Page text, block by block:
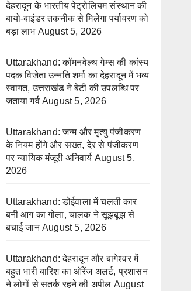
देहरादून के भारतीय पेट्रोलियम संस्थान की
बायो-बाइंडर तकनीक से मिलेगा पर्यावरण को
बड़ा लाभ August 5, 2026
Uttarakhand: कॉमनवेल्थ गेम्स की कांस्य
पदक विजेता उन्नति शर्मा का देहरादून में भव्य
स्वागत, उत्तराखंड ने बेटी की उपलब्धि पर
जताया गर्व August 5, 2026
Uttarakhand: जन्म और मृत्यु पंजीकरण
के नियम होंगे और सख्त, देर से पंजीकरण
पर न्यायिक मंजूरी अनिवार्य August 5,
2026
Uttarakhand: डोईवाला में चलती कार
बनी आग का गोला, चालक ने सूझबूझ से
बचाई जान August 5, 2026
Uttarakhand: देहरादून और बागेश्वर में
बहुत भारी बारिश का ऑरेंज अलर्ट, प्रशासन
ने लोगों से सतर्क रहने की अपील August